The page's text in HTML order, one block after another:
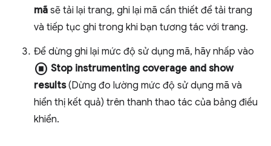
mã sẽ tải lại trang, ghi lại mã cần thiết để tải trang
và tiếp tục ghi trong khi bạn tương tác với trang.
Để dừng ghi lại mức độ sử dụng mã, hãy nhấp vào
stop_circle Stop instrumenting coverage and show
results(Dừng đo lường mức độ sử dụng mã và
hiển thị kết quả) trên thanh thao tác của bảng điều
khiển.